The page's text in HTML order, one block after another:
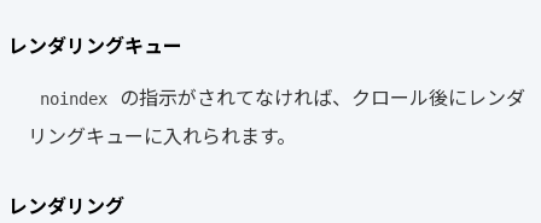
レンダリングキュー
noindex
の指示がされてなければ、クロール後にレンダ
リングキューに入れられます。
レンダリング